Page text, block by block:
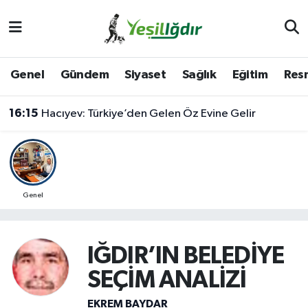
Genel Gündem Siyaset Sağlık Eğitim
16:15 Hacıyev: Türkiye’den Gelen Öz Evine Gelir
Genel
IĞDIR’IN BELEDİYE
SEÇİM ANALİZİ
EKREM BAYDAR
İğdir Namaz Vakitleri
Iğdır Trafik Yoğunluk Haritası
Süper Lig Puan Durumu ve Fikstür
Son Dakika Haberleri
Haber Arşivi